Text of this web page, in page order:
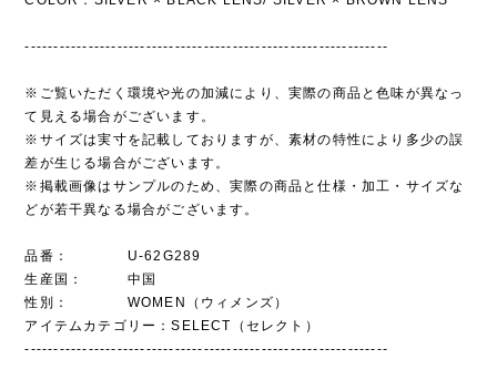
---------------------------------------------------------------
※ご覧いただく環境や光の加減により、実際の商品と色味が異なっ
て見える場合がございます。
※サイズは実寸を記載しておりますが、素材の特性により多少の誤
差が生じる場合がございます。
※掲載画像はサンプルのため、実際の商品と仕様・加工・サイズな
どが若干異なる場合がございます。
品番： U-62G289
生産国： 中国
性別： WOMEN（ウィメンズ）
アイテムカテゴリー：SELECT（セレクト）
---------------------------------------------------------------